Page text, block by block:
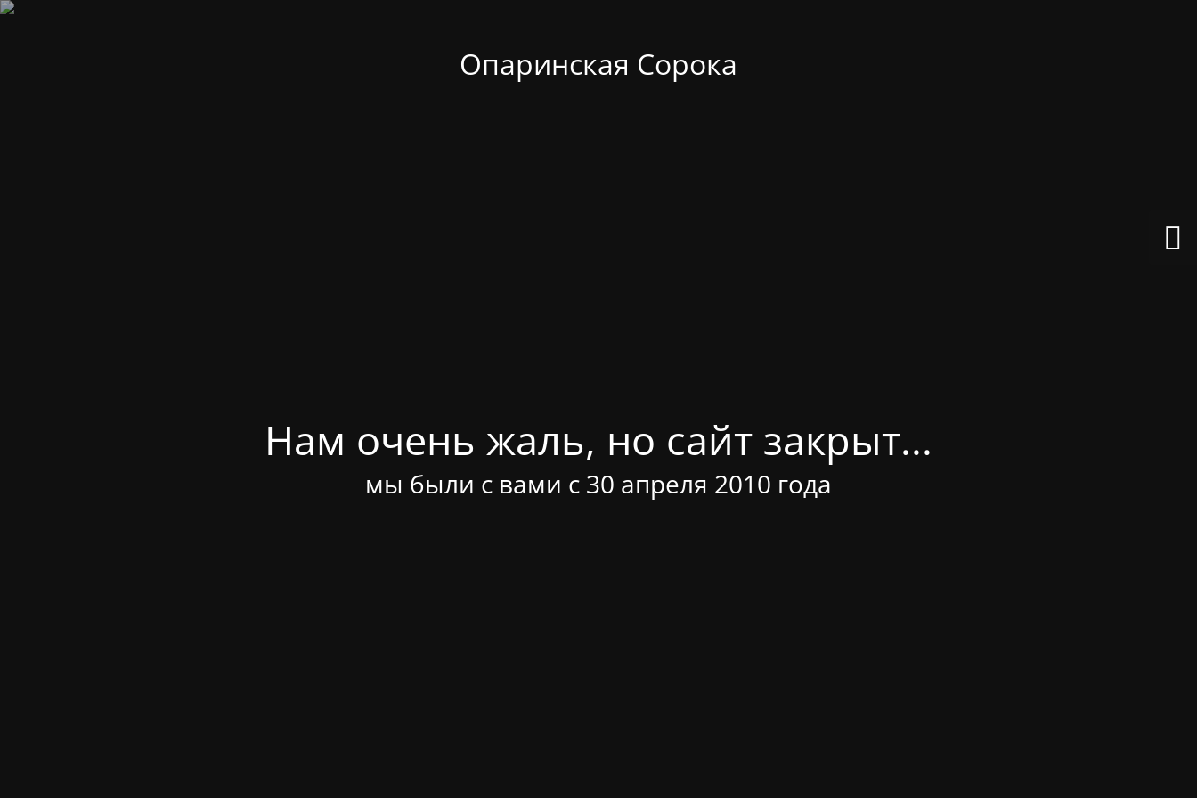
Опаринская Сорока
Нам очень жаль, но сайт закрыт...
мы были с вами с 30 апреля 2010 года